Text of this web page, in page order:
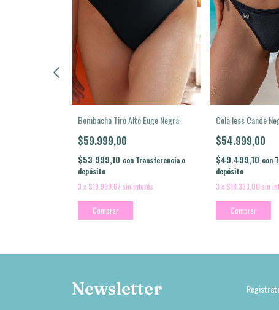
Bombacha Tiro Alto Euge Negra
$59.999,00
$53.999,10 con Transferencia o
depósito
3 x $19.999,67 sin interés
Comprar
Cola less Cande
$54.999,00
$49.499,10 con
depósito
3 x $18.333,00 sin
Comprar
Newsletter